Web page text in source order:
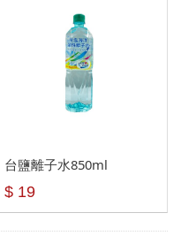
台鹽離子水850ml
$ 19